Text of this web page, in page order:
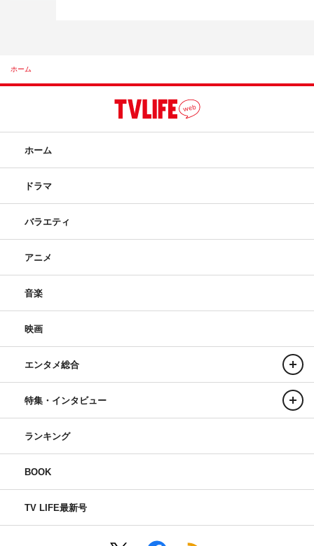
ホーム
ホーム
ドラマ
バラエティ
アニメ
音楽
映画
エンタメ総合
特集・インタビュー
ランキング
BOOK
TV LIFE最新号